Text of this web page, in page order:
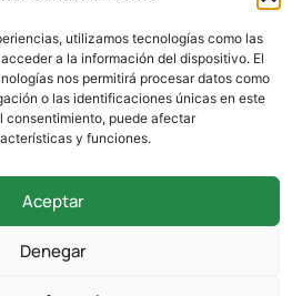
utilizamos tecnologías como las
a la información del dispositivo. El
nos permitirá procesar datos como
o las identificaciones únicas en este
consentimiento, puede afectar
y funciones.
Aceptar
Denegar
vez que comente.